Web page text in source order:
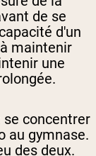
de se
d'un
maintenir
une
se concentrer
au gymnase.
des deux.